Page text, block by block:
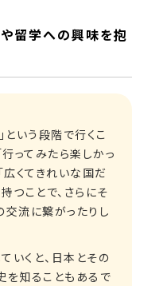
留学への興味を抱
という段階で行くこ
行ってみたら楽しかっ
「広くてきれいな国だ
つことで、さらにそ
交流に繋がったりし
いくと、日本とその
を知ることもあるで